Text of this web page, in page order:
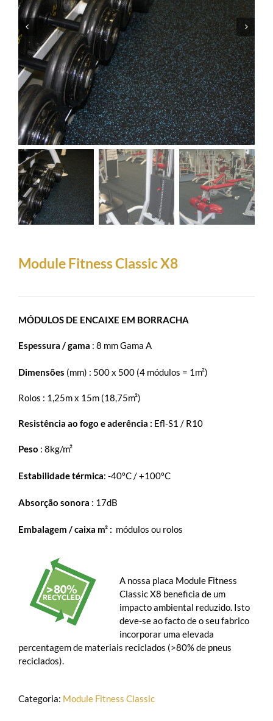
Module Fitness Classic X8
MÓDULOS DE ENCAIXE EM BORRACHA
Espessura / gama : 8 mm Gama A
Dimensões (mm) : 500 x 500 (4 módulos = 1m²)
Rolos : 1,25m x 15m (18,75m²)
Resistência ao fogo e aderência : Efl-S1 / R10
Peso : 8kg/m²
Estabilidade térmica: -40ºC / +100ºC
Absorção sonora : 17dB
Embalagem / caixa m² : módulos ou rolos
A nossa placa Module Fitness
Classic X8 beneficia de um
impacto ambiental reduzido. Isto
deve-se ao facto de o seu fabrico
incorporar uma elevada
percentagem de materiais reciclados (>80% de pneus
reciclados).
Categoria: Module Fitness Classic